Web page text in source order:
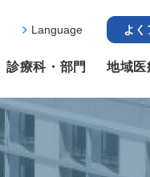
Language よ
診療科・部門 地域医